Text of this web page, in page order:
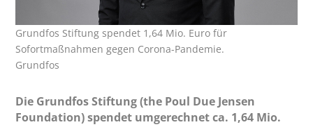
Grundfos Stiftung spendet 1,64 Mio. Euro für
Sofortmaßnahmen gegen Corona-Pandemie.
Grundfos
Die Grundfos Stiftung (the Poul Due Jensen
Foundation) spendet umgerechnet ca. 1,64 Mio.